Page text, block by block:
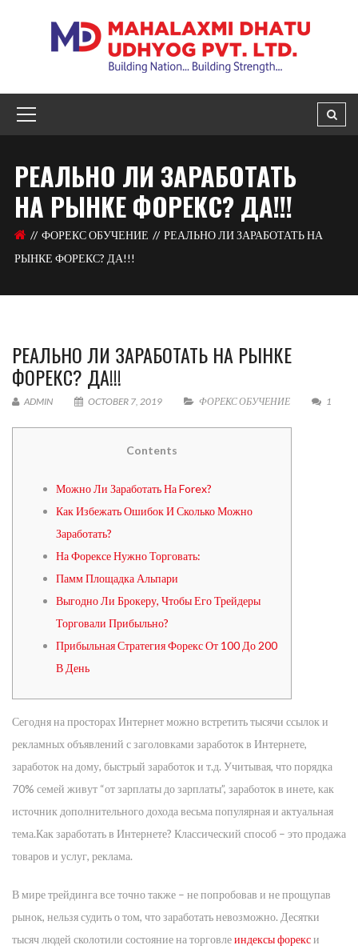
РЕАЛЬНО ЛИ ЗАРАБОТАТЬ
НА РЫНКЕ ФОРЕКС? ДА!!!
ФОРЕКС ОБУЧЕНИЕ
РЕАЛЬНО ЛИ ЗАРАБОТАТЬ НА
РЫНКЕ ФОРЕКС? ДА!!!
РЕАЛЬНО ЛИ ЗАРАБОТАТЬ НА РЫНКЕ
ФОРЕКС? ДА!!!
ADMIN OCTOBER 7, 2019 ФОРЕКС ОБУЧЕНИЕ 1
Contents
Можно Ли Заработать На Forex?
Как Избежать Ошибок И Сколько Можно
Заработать?
На Форексе Нужно Торговать:
Памм Площадка Альпари
Выгодно Ли Брокеру, Чтобы Его Трейдеры
Торговали Прибыльно?
Прибыльная Стратегия Форекс От 100 До 200
В День
Сегодня на просторах Интернет можно встретить тысячи ссылок и
рекламных объявлений с заголовками заработок в Интернете,
заработок на дому, быстрый заработок и т.д. Учитывая, что порядка
70% семей живут “от зарплаты до зарплаты”, заработок в инете, как
источник дополнительного дохода весьма популярная и актуальная
тема.Как заработать в Интернете? Классический способ – это продажа
товаров и услуг, реклама.
В мире трейдинга все точно также – не попробовав и не прощупав
рынок, нельзя судить о том, что заработать невозможно. Десятки
тысяч людей сколотили состояние на торговлеиндексы форекси